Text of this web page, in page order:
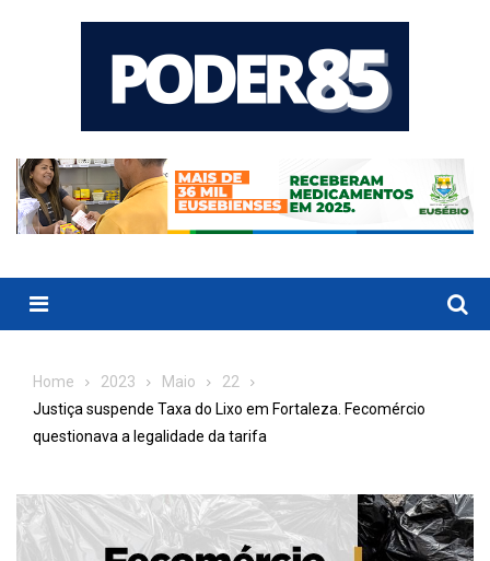
Menu
Home 2023 Maio
22
Justiça suspende Taxa do Lixo em Fortaleza. Fecomércio
questionava a legalidade da tarifa